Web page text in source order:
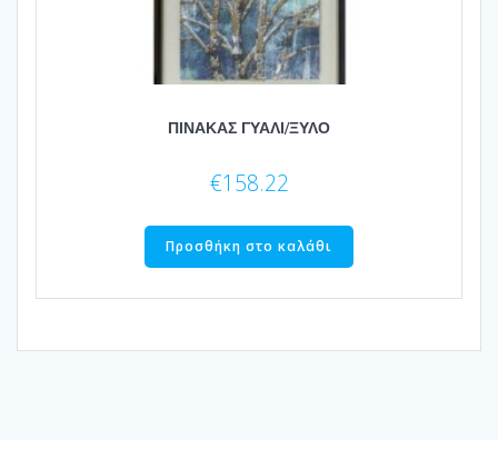
ΠΙΝΑΚΑΣ ΓΥΑΛΙ/ΞΥΛΟ
€158.22
Προσθήκη στο καλάθι